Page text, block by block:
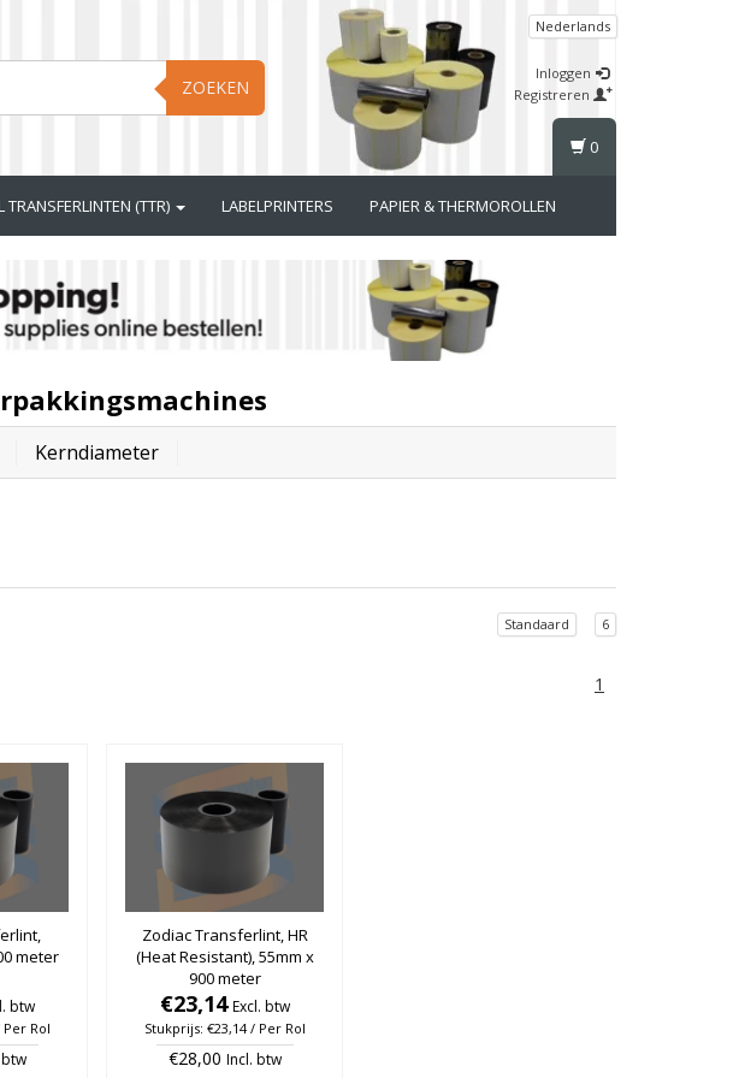
ZOEKEN
Nederlands
Inloggen
Registreren
TRANSFERLINTEN (TTR) LABELPRINTERS PAPIER & THERMOROLLEN
0
Kerndiameter
Standaard 6
1
meter
btw
Per Rol
Zodiac Transferlint, HR
(Heat Resistant), 55mm x
900 meter
€23,14 Excl. btw
Stukprijs: €23,14 / Per Rol
€28,00 Incl. btw